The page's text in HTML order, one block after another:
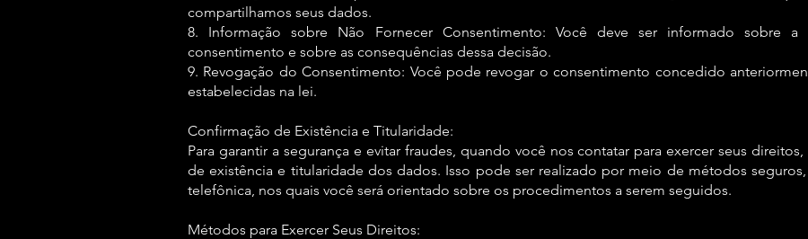
compartilhamos seus dados.
8. Informação sobre Não Fornecer Consentimento: Você deve ser informado sobre
consentimento e sobre as consequências dessa decisão.
9. Revogação do Consentimento: Você pode revogar o consentimento concedido
estabelecidas na lei.
Confirmação de Existência e Titularidade:
Para garantir a segurança e evitar fraudes, quando você nos contatar para exercer seus
de existência e titularidade dos dados. Isso pode ser realizado por meio de métodos
telefônica, nos quais você será orientado sobre os procedimentos a serem seguidos.
Métodos para Exercer Seus Direitos: